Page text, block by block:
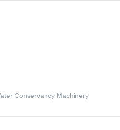
Conservancy Machinery